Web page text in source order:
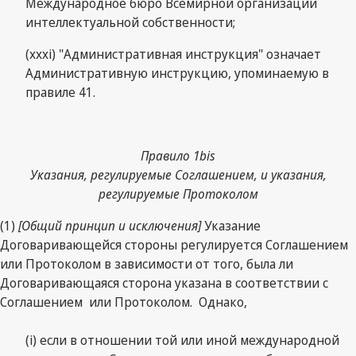
интеллектуальной собственности;
(xxxi) "Административная инструкция" означает
Административную инструкцию, упоминаемую в
правиле 41.
Правило 1bis
Указания, регулируемые Соглашением, и указания,
регулируемые Протоколом
(1) [Общий принцип и исключения]Указание
Договаривающейся стороны регулируется Соглашением
или Протоколом в зависимости от того, была ли
Договаривающаяся сторона указана в соответствии с
Соглашением или Протоколом. Однако,
(i) если в отношении той или иной международной